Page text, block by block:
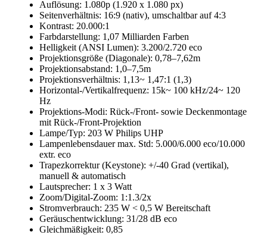
Auflösung: 1.080p (1.920 x 1.080 px)
Seitenverhältnis: 16:9 (nativ), umschaltbar auf 4:3
Kontrast: 20.000:1
Farbdarstellung: 1,07 Milliarden Farben
Helligkeit (ANSI Lumen): 3.200/2.720 eco
Projektionsgröße (Diagonale): 0,78–7,62m
Projektionsabstand: 1,0–7,5m
Projektionsverhältnis: 1,13~ 1,47:1 (1,3)
Horizontal-/Vertikalfrequenz: 15k~ 100 kHz/24~ 120
Hz
Projektions-Modi: Rück-/Front- sowie Deckenmontage
mit Rück-/Front-Projektion
Lampe/Typ: 203 W Philips UHP
Lampenlebensdauer max. Std: 5.000/6.000 eco/10.000
extr. eco
Trapezkorrektur (Keystone): +/-40 Grad (vertikal),
manuell & automatisch
Lautsprecher: 1 x 3 Watt
Zoom/Digital-Zoom: 1:1.3/2x
Stromverbrauch: 235 W < 0,5 W Bereitschaft
Geräuschentwicklung: 31/28 dB eco
Gleichmäßigkeit: 0,85